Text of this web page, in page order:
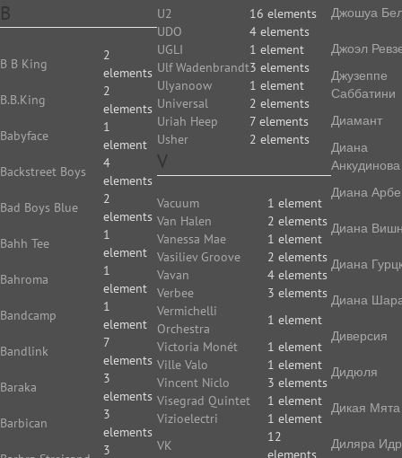
B
B B King
2
elements
B.B.King
2
elements
Babyface
1
element
Backstreet Boys
4
elements
Bad Boys Blue
2
elements
Bahh Tee
1
element
Bahroma
1
element
Bandcamp
1
element
Bandlink
7
elements
Baraka
3
elements
Barbican
3
elements
3
U2
16 elements
UDO
4 elements
UGLI
1 element
Ulf Wadenbrandt3 elements
Ulyanoow
1 element
Universal
2 elements
Uriah Heep
7 elements
Usher
2 elements
V
Vacuum
1 element
Van Halen
2 elements
Vanessa Mae
1 element
Vasiliev Groove
2 elements
Vavan
4 elements
Verbee
3 elements
Vermichelli
Orchestra
1 element
Victoria Monét
1 element
Ville Valo
1 element
Vincent Niclo
3 elements
Visegrad Quintet
1 element
Vizioelectri
1 element
VK
12
elements
Джошуа
Джоэл
Джузеппе
Саббатини
Диамант
Диана
Анкудинова
Диана
Диана
Диана
Диана
Диверсия
Дидюля
Дикая Мята
Диляра